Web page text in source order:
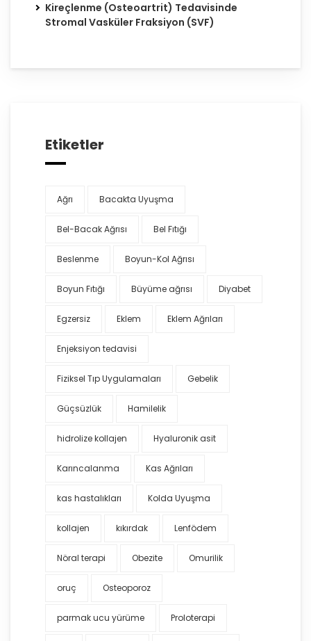
Kireçlenme (Osteoartrit) Tedavisinde
Stromal Vasküler Fraksiyon (SVF)
Etiketler
Ağrı Bacakta Uyuşma
Bel-Bacak Ağrısı Bel Fıtığı
Beslenme Boyun-Kol Ağrısı
Boyun Fıtığı Büyüme ağrısı Diyabet
Egzersiz Eklem Eklem Ağrıları
Enjeksiyon tedavisi
Fiziksel Tıp Uygulamaları Gebelik
Güçsüzlük Hamilelik
hidrolize kollajen Hyaluronik asit
Karıncalanma Kas Ağrıları
kas hastalıkları Kolda Uyuşma
kollajen kıkırdak Lenfödem
Nöral terapi Obezite Omurilik
oruç Osteoporoz
parmak ucu yürüme Proloterapi